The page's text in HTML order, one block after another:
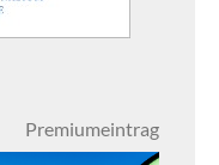
Premiumeintrag